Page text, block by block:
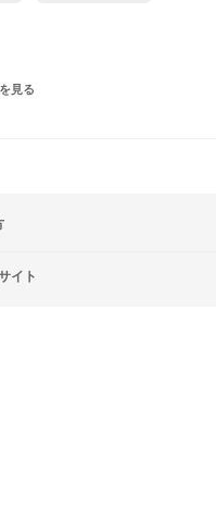
見る
イト